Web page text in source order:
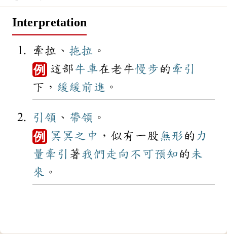
Interpretation
牽拉、 拖拉 。
例 這部 牛車在老牛慢步 的 牽引
下， 緩緩 前進 。
引領 、 帶領 。
例 冥冥之中 ，似有一股無形 的 力
量 牽引 著我們 走向 不可預知 的 未
來 。